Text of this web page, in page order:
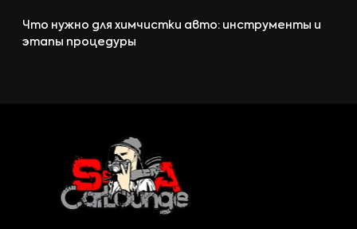
Что нужно для химчистки авто: инструменты и
этапы процедуры